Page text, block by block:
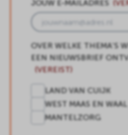
JOUW E-MAILADRES
OVER WELKE THEMA’S
EEN NIEUWSBRIEF
(VEREIST)
LAND VAN CUIJK
WEST MAAS EN WAAL
MANTELZORG